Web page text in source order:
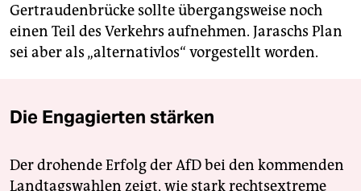
Gertraudenbrücke sollte übergangsweise noch
einen Teil des Verkehrs aufnehmen. Jaraschs Plan
sei aber als „alternativlos“ vorgestellt worden.
Die Engagierten stärken
Der drohende Erfolg der AfD bei den kommenden
Landtagswahlen zeigt, wie stark rechtsextreme